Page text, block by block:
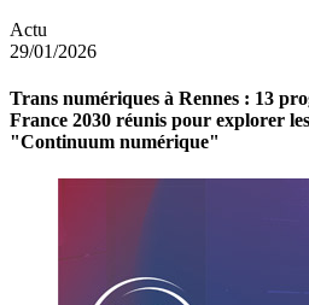
Actu
29/01/2026
Trans numériques à Rennes : 13
France 2030 réunis pour explorer
"Continuum numérique"